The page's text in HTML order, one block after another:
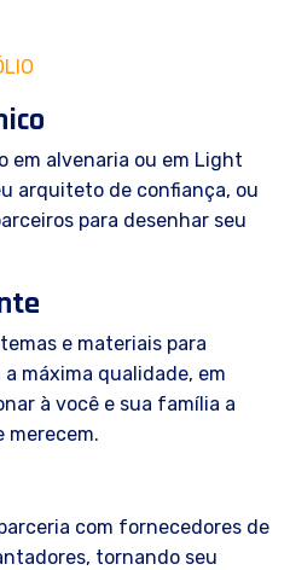
em alvenaria ou em Light
arquiteto de confiança, ou
para desenhar seu
e materiais para
máxima qualidade, em
à você e sua família a
merecem.
com fornecedores de
tornando seu